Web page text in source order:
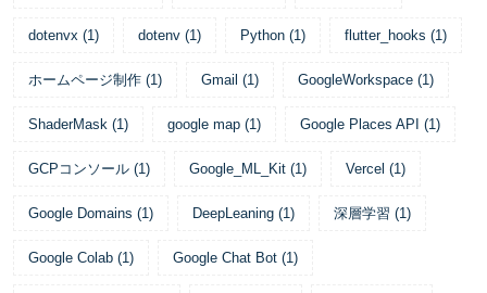
dotenvx (1) dotenv (1) Python (1) flutter_hooks (1)
ホームページ制作 (1) Gmail (1) GoogleWorkspace (1)
ShaderMask (1) google map (1) Google Places API (1)
GCPコンソール (1) Google_ML_Kit (1) Vercel (1)
Google Domains (1) DeepLeaning (1) 深層学習 (1)
Google Colab (1) Google Chat Bot (1)